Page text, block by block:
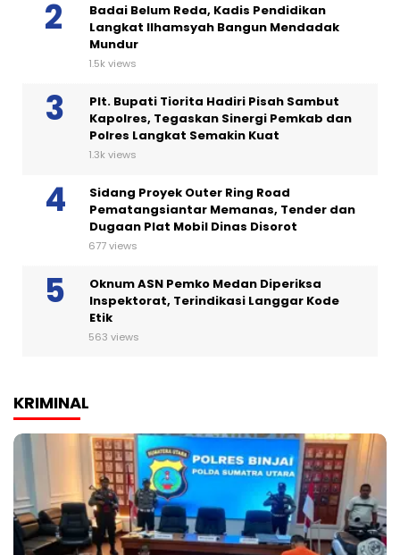
Badai Belum Reda, Kadis Pendidikan
Langkat Ilhamsyah Bangun Mendadak
Mundur
1.5k views
Plt. Bupati Tiorita Hadiri Pisah Sambut
Kapolres, Tegaskan Sinergi Pemkab dan
Polres Langkat Semakin Kuat
1.3k views
Sidang Proyek Outer Ring Road
Pematangsiantar Memanas, Tender dan
Dugaan Plat Mobil Dinas Disorot
677 views
Oknum ASN Pemko Medan Diperiksa
Inspektorat, Terindikasi Langgar Kode
Etik
563 views
KRIMINAL